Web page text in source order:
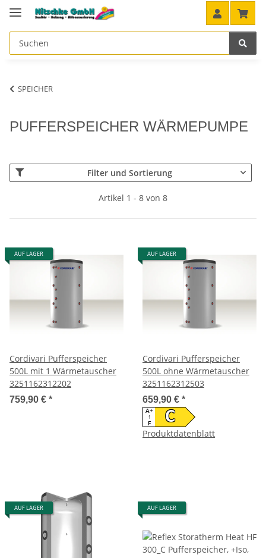
SPEICHER
PUFFERSPEICHER WÄRMEPUMPE
Filter und Sortierung
Artikel 1 - 8 von 8
AUF LAGER
Cordivari Pufferspeicher
500L mit 1 Wärmetauscher
3251162312202
759,90 € *
AUF LAGER
Cordivari Pufferspeicher
500L ohne Wärmetauscher
3251162312503
659,90 € *
C
A+
↑
F
Produktdatenblatt
AUF LAGER AUF LAGER